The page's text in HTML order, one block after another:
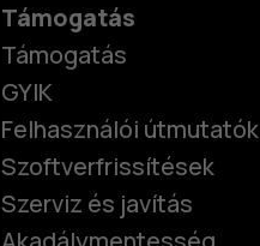
Támogatás
Támogatás
GYIK
Felhasználói útmutatók
Szoftverfrissítések
Szerviz és javítás